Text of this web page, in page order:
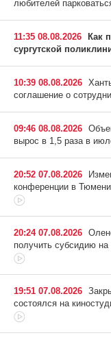
любителей
11:35 08.08.2026
Как
сургутской
10:39 08.08.2026
соглашение о
09:46 08.08.2026
вырос в 1,5 раза в
20:52 07.08.2026
конференции в Тюмени
20:24 07.08.2026
получить субсидию
19:51 07.08.2026
состоялся на